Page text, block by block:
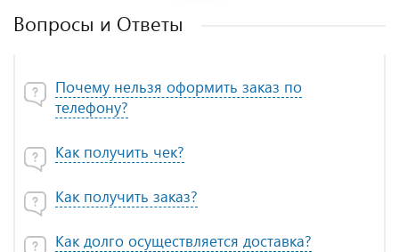
Вопросы и Ответы
Почему нельзя оформить заказ по
телефону?
Как получить чек?
Как получить заказ?
Как долго осуществляется доставка?